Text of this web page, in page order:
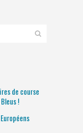
de course
!